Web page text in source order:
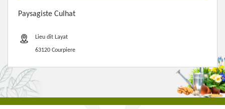
Paysagiste Culhat
Lieu dit Layat
63120 Courpiere